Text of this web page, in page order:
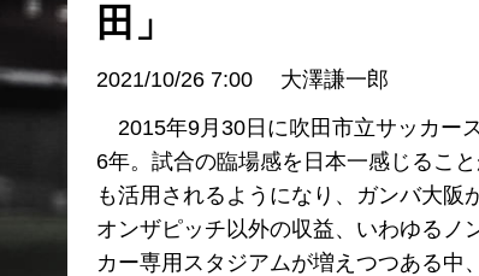
田」
2021/10/26 7:00
大澤謙一郎
2015年9月30日に吹田市立サッカー
6年。試合の臨場感を日本一感じるこ
も活用されるようになり、ガンバ大阪
オンザピッチ以外の収益、いわゆるノ
カー専用スタジアムが増えつつある中